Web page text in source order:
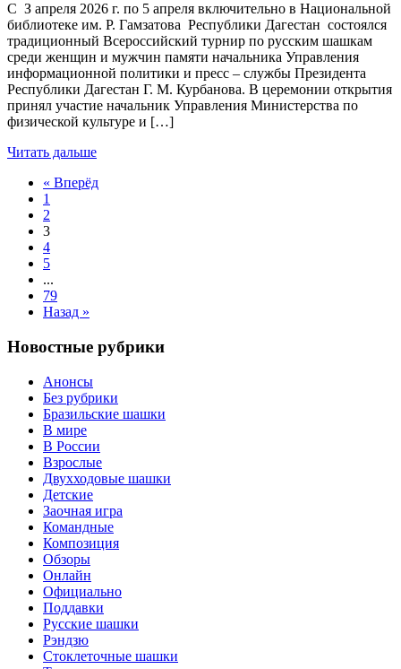
С З апреля 2026 г. по 5 апреля включительно в Национальной
библиотеке им. Р. Гамзатова Республики Дагестан состоялся
традиционный Всероссийский турнир по русским шашкам
среди женщин и мужчин памяти начальника Управления
информационной политики и пресс – службы Президента
Республики Дагестан Г. М. Курбанова. В церемонии открытия
принял участие начальник Управления Министерства по
физической культуре и […]
Читать дальше
« Вперёд
1
2
3
4
5
...
79
Назад »
Новостные рубрики
Анонсы
Без рубрики
Бразильские шашки
В мире
В России
Взрослые
Двухходовые шашки
Детские
Заочная игра
Командные
Композиция
Обзоры
Онлайн
Официально
Поддавки
Русские шашки
Рэндзю
Стоклеточные шашки